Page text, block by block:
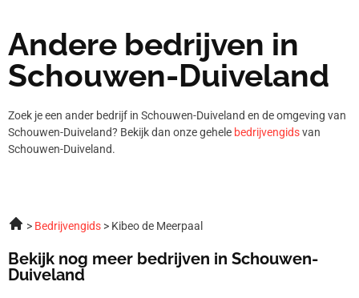
Andere bedrijven in
Schouwen-Duiveland
Zoek je een ander bedrijf in Schouwen-Duiveland en de omgeving van
Schouwen-Duiveland? Bekijk dan onze gehele bedrijvengidsvan
Schouwen-Duiveland.
Bedrijvengids Kibeo de Meerpaal
Bekijk nog meer bedrijven in Schouwen-
Duiveland